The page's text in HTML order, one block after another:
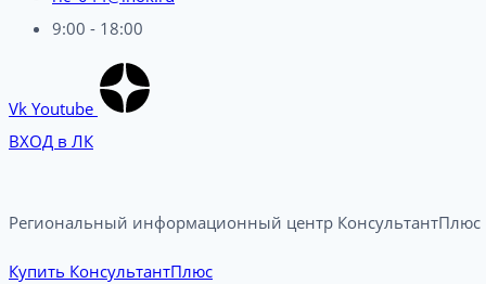
9:00 - 18:00
Vk Youtube
ВХОД в ЛК
Региональный информационный центр КонсультантПлюс
Купить КонсультантПлюс